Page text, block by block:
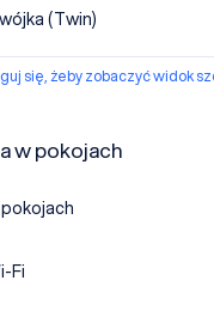
(Twin)
się, żeby zobaczyć widok
w pokojach
Fi